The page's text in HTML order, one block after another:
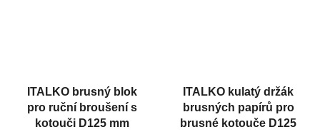
ITALKO brusný blok
pro ruční broušení s
kotouči D125 mm
ITALKO kulatý držák
brusných papírů pro
brusné kotouče D125